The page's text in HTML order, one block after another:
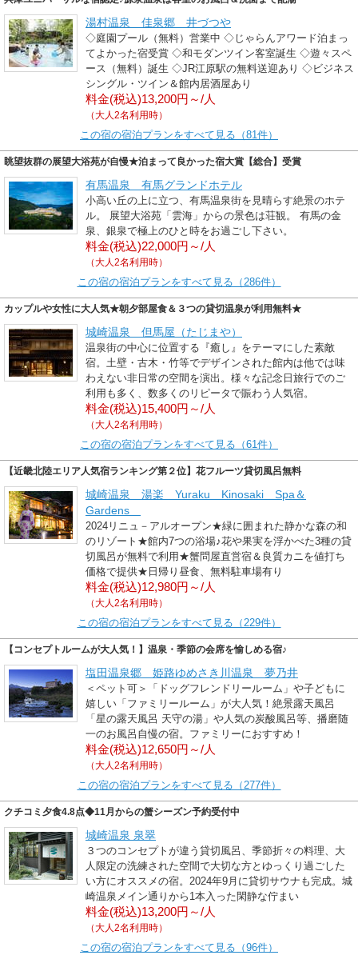
湯村温泉 佳泉郷 井づつや
◇庭園プール（無料）営業中 ◇じゃらんアワード泊まっ
てよかった宿受賞 ◇和モダンツイン客室誕生 ◇遊々スペ
ース（無料）誕生 ◇JR江原駅の無料送迎あり ◇ビジネス
シングル・ツイン＆館内居酒屋あり
料金(税込)13,200円～/人
（大人2名利用時）
この宿の宿泊プランをすべて見る（81件）
眺望抜群の展望大浴苑が自慢★泊まって良かった宿大賞【総合】受賞
有馬温泉 有馬グランドホテル
小高い丘の上に立つ、有馬温泉街を見晴らす絶景のホテ
ル。 展望大浴苑「雲海」からの景色は荘観。 有馬の金
泉、銀泉で極上のひと時をお過ごし下さい。
料金(税込)22,000円～/人
（大人2名利用時）
この宿の宿泊プランをすべて見る（286件）
カップルや女性に大人気★朝夕部屋食＆３つの貸切温泉が利用無料★
城崎温泉 但馬屋（たじまや）
温泉街の中心に位置する『癒し』をテーマにした素敵
宿。土壁・古木・竹等でデザインされた館内は他では味
わえない非日常の空間を演出。様々な記念日旅行でのご
利用も多く、数多くのリピータで賑わう人気宿。
料金(税込)15,400円～/人
（大人2名利用時）
この宿の宿泊プランをすべて見る（61件）
【近畿北陸エリア人気宿ランキング第２位】花フルーツ貸切風呂無料
城崎温泉 湯楽 Yuraku Kinosaki Spa＆
Gardens
2024リニュ－アルオープン★緑に囲まれた静かな森の和
のリゾート★館内7つの浴場♪花や果実を浮かべた3種の貸
切風呂が無料で利用★蟹問屋直営宿＆良質カニを値打ち
価格で提供★日帰り昼食、無料駐車場有り
料金(税込)12,980円～/人
（大人2名利用時）
この宿の宿泊プランをすべて見る（229件）
【コンセプトルームが大人気！】温泉・季節の会席を愉しめる宿♪
塩田温泉郷 姫路ゆめさき川温泉 夢乃井
＜ペット可＞「ドッグフレンドリールーム」や子どもに
嬉しい「ファミリールーム」が大人気！絶景露天風呂
「星の露天風呂 天守の湯」や人気の炭酸風呂等、播磨随
一のお風呂自慢の宿。ファミリーにおすすめ！
料金(税込)12,650円～/人
（大人2名利用時）
この宿の宿泊プランをすべて見る（277件）
クチコミ夕食4.8点◆11月からの蟹シーズン予約受付中
城崎温泉 泉翠
３つのコンセプトが違う貸切風呂、季節折々の料理、大
人限定の洗練された空間で大切な方とゆっくり過ごした
い方にオススメの宿。2024年9月に貸切サウナも完成。城
崎温泉メイン通りから1本入った閑静な佇まい
料金(税込)13,200円～/人
（大人2名利用時）
この宿の宿泊プランをすべて見る（96件）